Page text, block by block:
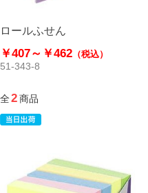
ロールふせん
￥407～ ￥462（税込）
51-343-8
全2商品